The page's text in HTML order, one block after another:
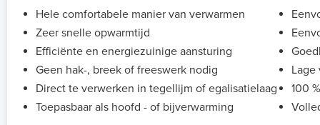
Hele comfortabele manier van verwarmen
Zeer snelle opwarmtijd
Efficiënte en energiezuinige aansturing
Geen hak-, breek of freeswerk nodig
Direct te verwerken in tegellijm of egalisatielaag
Toepasbaar als hoofd - of bijverwarming
Lage
100